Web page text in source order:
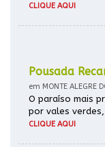
CLIQUE AQUI
Pousada
em MONTE ALEGRE
O paraíso mais
por vales
CLIQUE AQUI